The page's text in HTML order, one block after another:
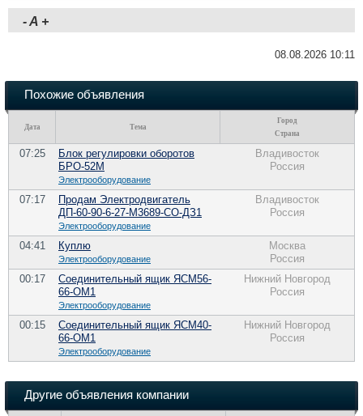
-A +
08.08.2026 10:11
Похожие объявления
Дата Тема
Город
Страна
07:25
Блок регулировки оборотов
БРО-52М
Электрооборудование
Владивосток
Россия
07:17
Продам Электродвигатель
ДП-60-90-6-27-М3689-СО-ДЗ1
Электрооборудование
Владивосток
Россия
04:41 Куплю
Электрооборудование
Москва
Россия
00:17
Соединительный ящик ЯСМ56-
66-ОМ1
Электрооборудование
Нижний Новгород
Россия
00:15
Соединительный ящик ЯСМ40-
66-ОМ1
Электрооборудование
Нижний Новгород
Россия
Другие объявления компании